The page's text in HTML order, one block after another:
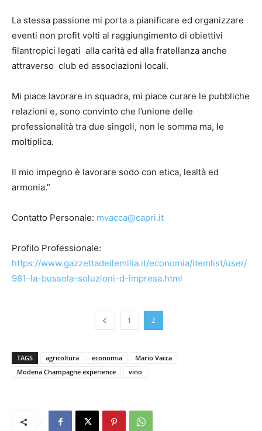
La stessa passione mi porta a pianificare ed organizzare
eventi non profit volti al raggiungimento di obiettivi
filantropici legati alla carità ed alla fratellanza anche
attraverso club ed associazioni locali.
Mi piace lavorare in squadra, mi piace curare le pubbliche
relazioni e, sono convinto che l’unione delle
professionalità tra due singoli, non le somma ma, le
moltiplica.
Il mio impegno è lavorare sodo con etica, lealtà ed
armonia.”
Contatto Personale: mvacca@capri.it
Profilo Professionale:
https://www.gazzettadellemilia.it/economia/itemlist/user/
981-la-bussola-soluzioni-d-impresa.html
1 2
TAGS agricoltura economia
Mario Vacca
Modena Champagne experience
vino